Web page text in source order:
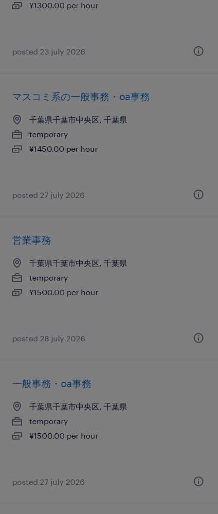
¥1300.00 per hour
posted 23 july 2026
マスコミ系の一般事務・oa事務
千葉県千葉市中央区, 千葉県
temporary
¥1450.00 per hour
posted 27 july 2026
営業事務
千葉県千葉市中央区, 千葉県
temporary
¥1500.00 per hour
posted 28 july 2026
一般事務・oa事務
千葉県千葉市中央区, 千葉県
temporary
¥1500.00 per hour
posted 27 july 2026